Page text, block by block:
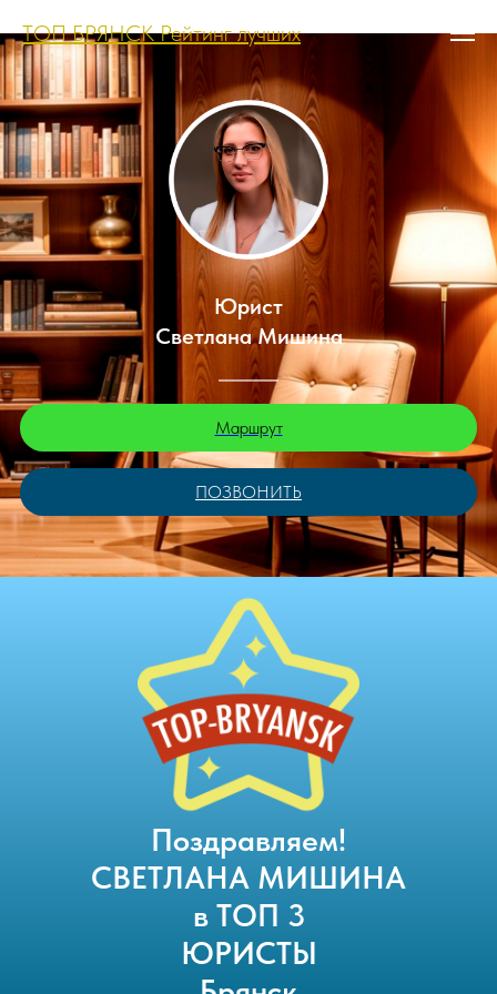
ТОП БРЯНСК Рейтинг лучших
Юрист
Светлана Мишина
Маршрут
ПОЗВОНИТЬ
Поздравляем!
СВЕТЛАНА МИШИНА
в ТОП 3
ЮРИСТЫ